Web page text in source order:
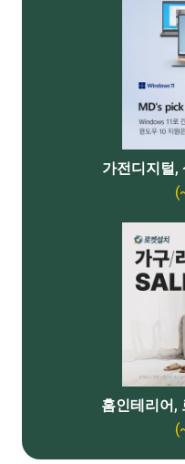
가전디지털,
홈인테리어,